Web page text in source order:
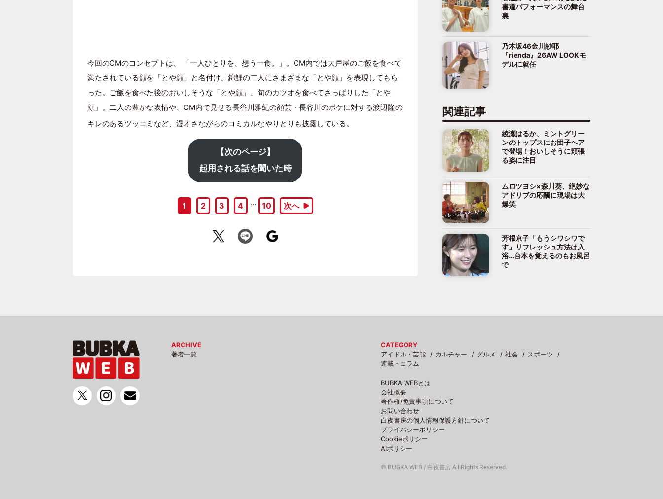
今回のCMのコンセプトは、 「一人ひとりを、想う一食。」。CM内では大戸屋のご飯を食べて
満たされている顔を「とや顔」と名付け、錦鯉の二人にさまざまな「とや顔」を表現してもら
った。ご飯を食べた後のおいしそうな「とや顔」、旬のカツオを食べてさっぱりした「とや
顔」。二人の豊かな表情や、CM内で見せる長谷川雅紀の顔芸・長谷川のボケに対する渡辺隆の
キレのあるツッコミなど、漫才さながらのコミカルなやりとりも披露している。
【次のページ】
起用される話を聞いた時
1 2 3 4 … 10 次へ
書道パフォーマンスの舞台
裏
乃木坂46金川紗耶
『rienda』26AW LOOKモ
デルに就任
関連記事
綾瀬はるか、ミントグリー
ンのトップスにお団子ヘア
で登場！おいしそうに頬張
る姿に注目
ムロツヨシ×森川葵、絶妙な
アドリブの応酬に現場は大
爆笑
芳根京子「もうシワシワで
す」リフレッシュ方法は入
浴…台本を覚えるのもお風呂
で
ARCHIVE
著者一覧
CATEGORY
アイドル・芸能
カルチャー グルメ 社会
スポーツ
連載・コラム
BUBKA WEBとは
会社概要
著作権/免責事項について
お問い合わせ
白夜書房の個人情報保護方針について
プライバシーポリシー
Cookieポリシー
AIポリシー
© BUBKA WEB / 白夜書房 All Rights Reserved.